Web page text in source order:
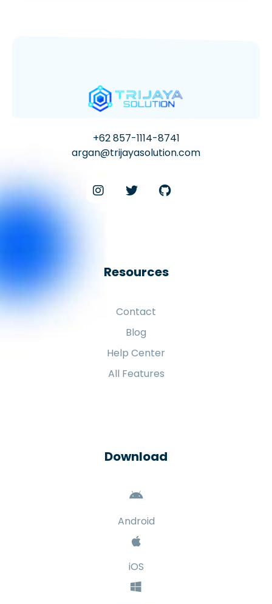
+62 857-1114-8741
argan@trijayasolution.com
Resources
Contact
Blog
Help Center
All Features
Download
Android
iOS